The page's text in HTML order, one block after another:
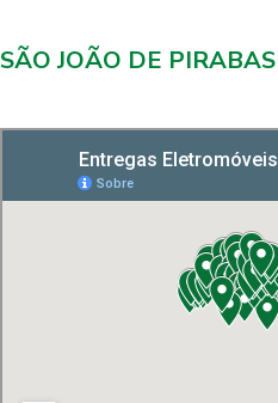
SÃO JOÃO DE PIRABAS